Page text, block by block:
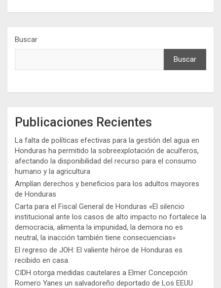
Buscar
Buscar
Publicaciones Recientes
La falta de políticas efectivas para la gestión del agua en
Honduras ha permitido la sobreexplotación de acuíferos,
afectando la disponibilidad del recurso para el consumo
humano y la agricultura
Amplían derechos y beneficios para los adultos mayores
de Honduras
Carta para el Fiscal General de Honduras «El silencio
institucional ante los casos de alto impacto no fortalece la
democracia, alimenta la impunidad, la demora no es
neutral, la inacción también tiene consecuencias»
El regreso de JOH: El valiente héroe de Honduras es
recibido en casa.
CIDH otorga medidas cautelares a Elmer Concepción
Romero Yanes un salvadoreño deportado de Los EEUU